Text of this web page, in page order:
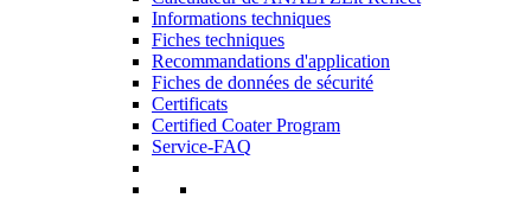
Informations techniques
Fiches techniques
Recommandations d'application
Fiches de données de sécurité
Certificats
Certified Coater Program
Service-FAQ